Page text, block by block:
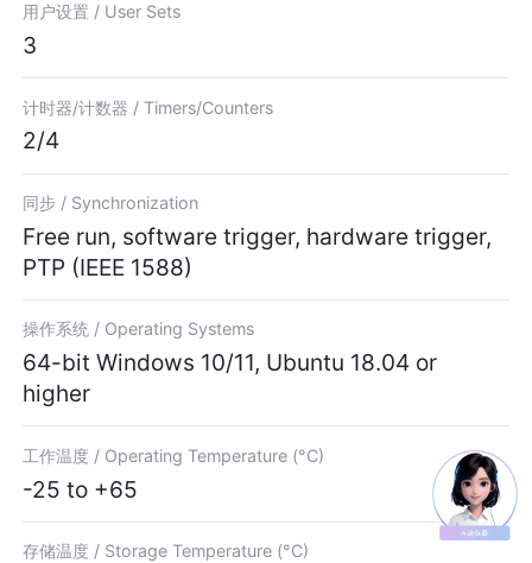
用户设置 / User Sets
3
计时器/计数器 /Timers/Counters
2/4
同步 / Synchronization
Free run, software trigger, hardware trigger,
PTP (IEEE 1588)
操作系统 / Operating Systems
64-bit Windows 10/11, Ubuntu 18.04 or
higher
工作温度 / Operating Temperature (°C)
-25 to +65
存储温度 / Storage Temperature (°C)